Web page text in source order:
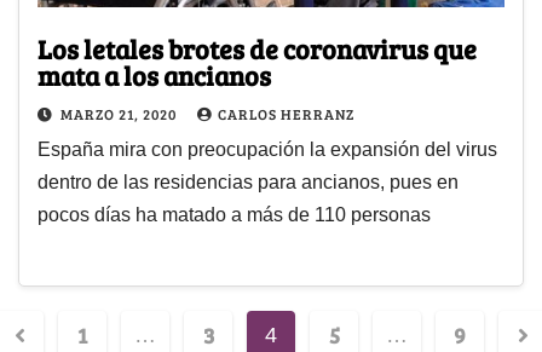
Los letales brotes de coronavirus que
mata a los ancianos
MARZO 21, 2020 CARLOS HERRANZ
España mira con preocupación la expansión del virus
dentro de las residencias para ancianos, pues en
pocos días ha matado a más de 110 personas
1 … 3 4 5 … 9